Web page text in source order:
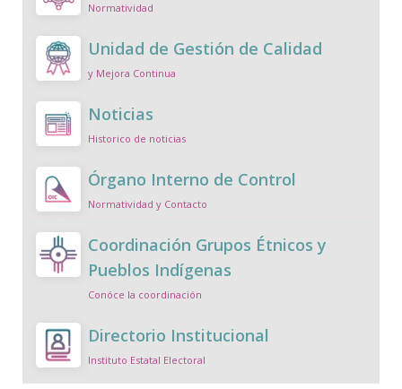
Normatividad
Unidad de Gestión de Calidad
y Mejora Continua
Noticias
Historico de noticias
Órgano Interno de Control
Normatividad y Contacto
Coordinación Grupos Étnicos y
Pueblos Indígenas
Conóce la coordinación
Directorio Institucional
Instituto Estatal Electoral